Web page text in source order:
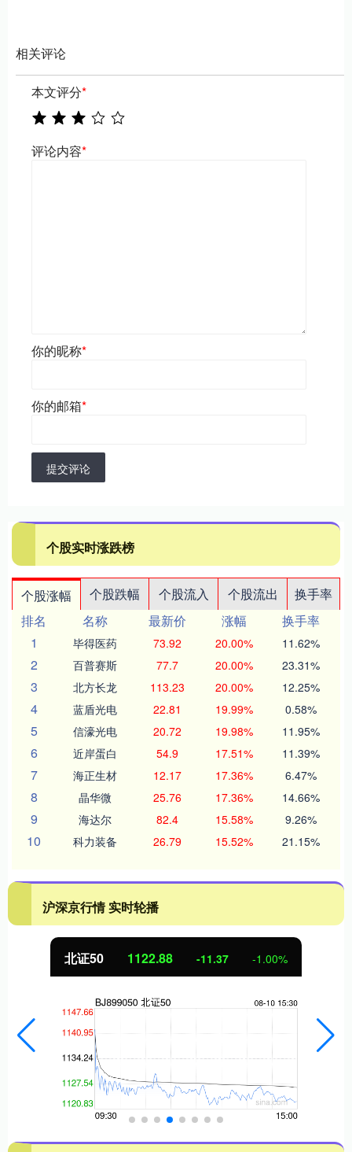
相关评论
本文评分*
评论内容*
你的昵称*
你的邮箱*
提交评论
个股实时涨跌榜
个股涨幅 个股跌幅 个股流入 个股流出
换手率
排名
名称 最新价 涨幅
换手率
1
毕得医药 73.92 20.00% 11.62%
2 百普赛斯 77.7 20.00% 23.31%
3 北方长龙 113.23 20.00% 12.25%
4 蓝盾光电 22.81 19.99% 0.58%
5 信濠光电 20.72 19.98% 11.95%
6 近岸蛋白 54.9 17.51% 11.39%
7 海正生材 12.17 17.36% 6.47%
8 晶华微 25.76 17.36% 14.66%
9 海达尔 82.4 15.58% 9.26%
10 科力装备 26.79 15.52% 21.15%
沪深京行情 实时轮播
北证50 1122.88 -11.37 -1.00%